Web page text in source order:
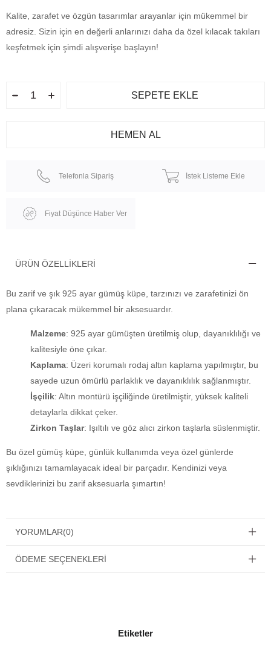
Kalite, zarafet ve özgün tasarımlar arayanlar için mükemmel bir
adresiz. Sizin için en değerli anlarınızı daha da özel kılacak takıları
keşfetmek için şimdi alışverişe başlayın!
Telefonla Sipariş İstek Listeme Ekle
Fiyat Düşünce Haber Ver
ÜRÜN ÖZELLIKLERI
Bu zarif ve şık 925 ayar gümüş küpe, tarzınızı ve zarafetinizi ön
plana çıkaracak mükemmel bir aksesuardır.
Malzeme: 925 ayar gümüşten üretilmiş olup, dayanıklılığı ve
kalitesiyle öne çıkar.
Kaplama: Üzeri korumalı rodaj altın kaplama yapılmıştır, bu
sayede uzun ömürlü parlaklık ve dayanıklılık sağlanmıştır.
İşçilik: Altın montürü işçiliğinde üretilmiştir, yüksek kaliteli
detaylarla dikkat çeker.
Zirkon Taşlar: Işıltılı ve göz alıcı zirkon taşlarla süslenmiştir.
Bu özel gümüş küpe, günlük kullanımda veya özel günlerde
şıklığınızı tamamlayacak ideal bir parçadır. Kendinizi veya
sevdiklerinizi bu zarif aksesuarla şımartın!
YORUMLAR(0)
ÖDEME SEÇENEKLERI
Etiketler